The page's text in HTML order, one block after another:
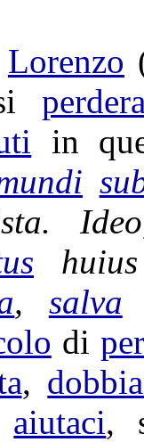
Lorenzo
in
, salva
di
,
aiutaci,